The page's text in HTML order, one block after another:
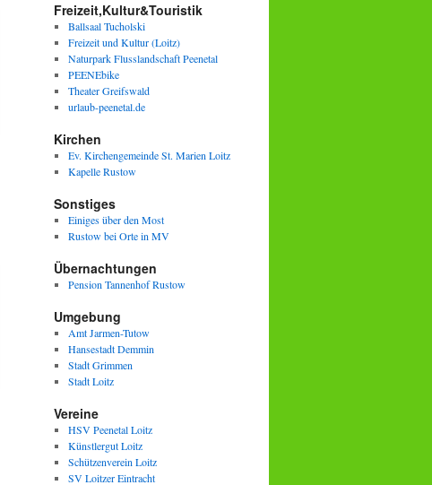
Freizeit,Kultur&Touristik
Ballsaal Tucholski
Freizeit und Kultur (Loitz)
Naturpark Flusslandschaft Peenetal
PEENEbike
Theater Greifswald
urlaub-peenetal.de
Kirchen
Ev. Kirchengemeinde St. Marien Loitz
Kapelle Rustow
Sonstiges
Einiges über den Most
Rustow bei Orte in MV
Übernachtungen
Pension Tannenhof Rustow
Umgebung
Amt Jarmen-Tutow
Hansestadt Demmin
Stadt Grimmen
Stadt Loitz
Vereine
HSV Peenetal Loitz
Künstlergut Loitz
Schützenverein Loitz
SV Loitzer Eintracht